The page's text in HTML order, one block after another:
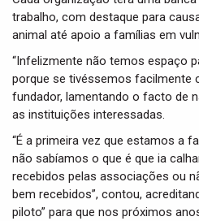
trabalho, com destaque para
animal até apoio a famílias em
“Infelizmente não temos espaço
porque se tivéssemos facilmente
fundador, lamentando o facto de
as instituições interessadas.
“É a primeira vez que estamos a
não sabíamos o que é que ia
recebidos pelas associações ou
bem recebidos”, contou,
piloto” para que nos próximos